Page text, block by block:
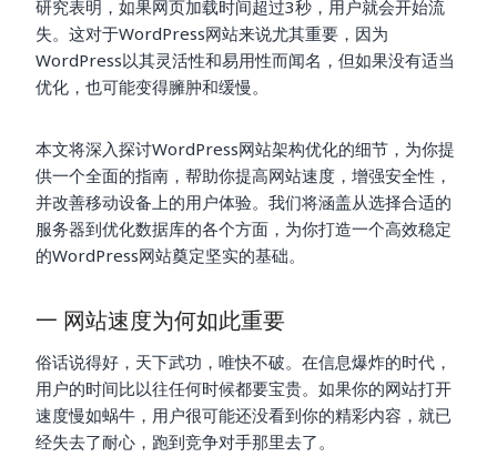
研究表明，如果网页加载时间超过3秒，用户就会开始流
失。这对于WordPress网站来说尤其重要，因为
WordPress以其灵活性和易用性而闻名，但如果没有适当
优化，也可能变得臃肿和缓慢。
本文将深入探讨WordPress网站架构优化的细节，为你提
供一个全面的指南，帮助你提高网站速度，增强安全性，
并改善移动设备上的用户体验。我们将涵盖从选择合适的
服务器到优化数据库的各个方面，为你打造一个高效稳定
的WordPress网站奠定坚实的基础。
一 网站速度为何如此重要
俗话说得好，天下武功，唯快不破。在信息爆炸的时代，
用户的时间比以往任何时候都要宝贵。如果你的网站打开
速度慢如蜗牛，用户很可能还没看到你的精彩内容，就已
经失去了耐心，跑到竞争对手那里去了。